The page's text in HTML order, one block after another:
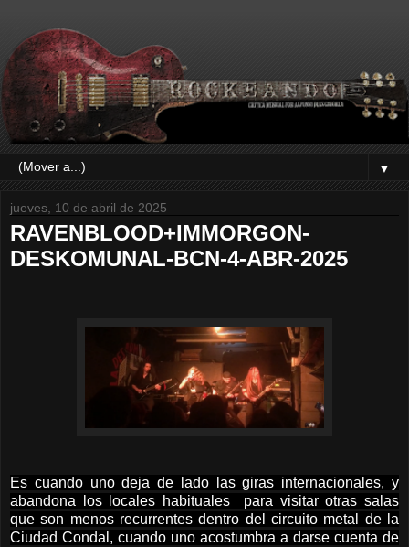
▼
jueves, 10 de abril de 2025
RAVENBLOOD+IMMORGON-
DESKOMUNAL-BCN-4-ABR-2025
Es cuando uno deja de lado las giras internacionales, y
abandona los locales habituales para visitar otras salas
que son menos recurrentes dentro del circuito metal de la
Ciudad Condal, cuando uno acostumbra a darse cuenta de